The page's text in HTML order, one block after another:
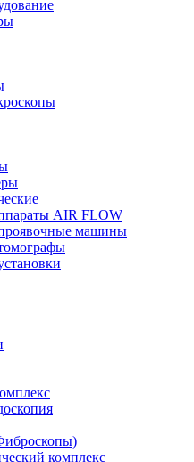
AIR FLOW
машины
комплекс